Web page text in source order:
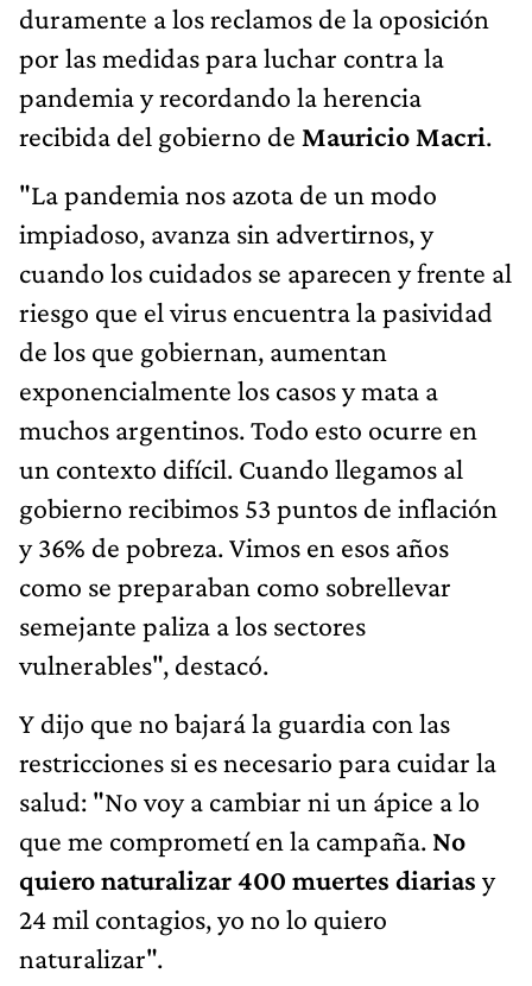
duramente a los reclamos de la oposición
por las medidas para luchar contra la
pandemia y recordando la herencia
recibida del gobierno de Mauricio Macri.
"La pandemia nos azota de un modo
impiadoso, avanza sin advertirnos, y
cuando los cuidados se aparecen y frente al
riesgo que el virus encuentra la pasividad
de los que gobiernan, aumentan
exponencialmente los casos y mata a
muchos argentinos. Todo esto ocurre en
un contexto difícil. Cuando llegamos al
gobierno recibimos 53 puntos de inflación
y 36% de pobreza. Vimos en esos años
como se preparaban como sobrellevar
semejante paliza a los sectores
vulnerables", destacó.
Y dijo que no bajará la guardia con las
restricciones si es necesario para cuidar la
salud: "No voy a cambiar ni un ápice a lo
que me comprometí en la campaña. No
quiero naturalizar 400 muertes diarias y
24 mil contagios, yo no lo quiero
naturalizar".